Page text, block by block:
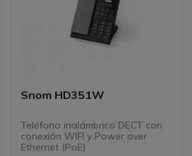
Snom HD351W
Teléfono inalámbrico DECT con
conexión WIFI y Power over
Ethernet (PoE)